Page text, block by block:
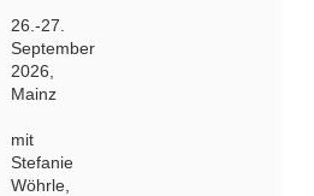
26.-27.
September
2026,
Mainz
mit
Stefanie
Wöhrle,